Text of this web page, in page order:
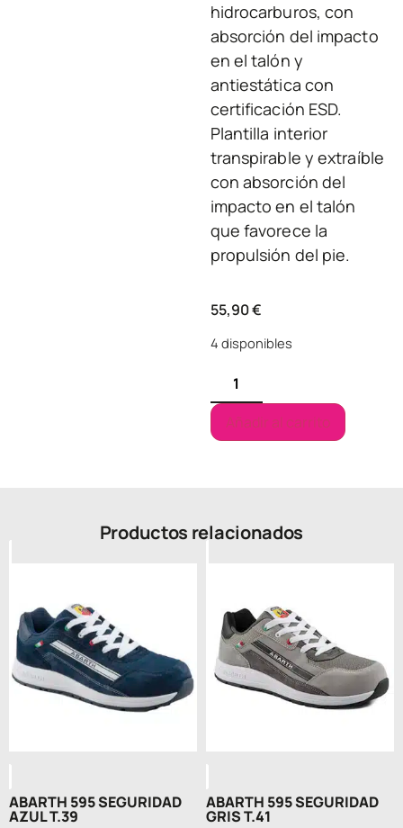
hidrocarburos, con
absorción del impacto
en el talón y
antiestática con
certificación ESD.
Plantilla interior
transpirable y extraíble
con absorción del
impacto en el talón
que favorece la
propulsión del pie.
55,90€
4 disponibles
Añadir al carrito
Productos relacionados
ABARTH 595 SEGURIDAD
AZUL T.39
ABARTH 595 SEGURIDAD
GRIS T.41